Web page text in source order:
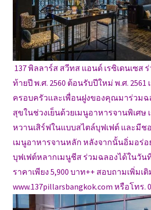
137 พิลลาร์ส สวีทส แอนด์ เรซิเดนเซส
ท้ายปี พ.ศ. 2560 ต้อนรับปีใหม่ พ.ศ.
ครอบครัวและเพื่อนฝูงของคุณมาร่วมฉ
สุขในช่วงเย็นด้วยเมนูอาหารจานพิเศษ
หวานเสิร์ฟในแบบสไตล์บุฟเฟต์ และมีช
เมนูอาหารจานหลัก หลังจากนั้นอิ่มอร่
บุฟเฟต์หลากเมนูชีส ร่วมฉลองได้ในวัน
ราคาเพียง 5,900 บาท++ สอบถามเพิ่มเติ
www.137pillarsbangkok.com หรือโทร.